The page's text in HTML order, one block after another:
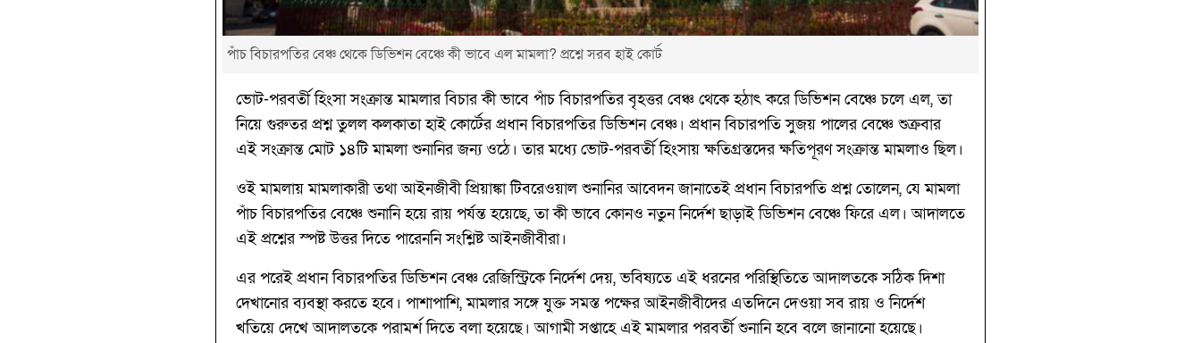
পাঁচ বিচারপতির বেঞ্চ থেকে ডিভিশন বেঞ্চে কী ভাবে এল মামলা? প্রশ্নে সরব হাই কোর্ট
ভোট-পরবর্তী হিংসা সংক্রান্ত মামলার বিচার কী ভাবে পাঁচ বিচারপতির বৃহত্তর বেঞ্চ থেকে হঠাৎ করে ডিভিশন বেঞ্চে চলে এল, তা
নিয়ে গুরুতর প্রশ্ন তুলল কলকাতা হাই কোর্টের প্রধান বিচারপতির ডিভিশন বেঞ্চ। প্রধান বিচারপতি সুজয় পালের বেঞ্চে শুক্রবার
এই সংক্রান্ত মোট ১৪টি মামলা শুনানির জন্য ওঠে। তার মধ্যে ভোট-পরবর্তী হিংসায় ক্ষতিগ্রস্তদের ক্ষতিপূরণ সংক্রান্ত মামলাও ছিল।
ওই মামলায় মামলাকারী তথা আইনজীবী প্রিয়াঙ্কা টিবরেওয়াল শুনানির আবেদন জানাতেই প্রধান বিচারপতি প্রশ্ন তোলেন, যে মামলা
পাঁচ বিচারপতির বেঞ্চে শুনানি হয়ে রায় পর্যন্ত হয়েছে, তা কী ভাবে কোনও নতুন নির্দেশ ছাড়াই ডিভিশন বেঞ্চে ফিরে এল। আদালতে
এই প্রশ্নের স্পষ্ট উত্তর দিতে পারেননি সংশ্লিষ্ট আইনজীবীরা।
এর পরেই প্রধান বিচারপতির ডিভিশন বেঞ্চ রেজিস্ট্রিকে নির্দেশ দেয়, ভবিষ্যতে এই ধরনের পরিস্থিতিতে আদালতকে সঠিক দিশা
দেখানোর ব্যবস্থা করতে হবে। পাশাপাশি, মামলার সঙ্গে যুক্ত সমস্ত পক্ষের আইনজীবীদের এতদিনে দেওয়া সব রায় ও নির্দেশ
খতিয়ে দেখে আদালতকে পরামর্শ দিতে বলা হয়েছে। আগামী সপ্তাহে এই মামলার পরবর্তী শুনানি হবে বলে জানানো হয়েছে।